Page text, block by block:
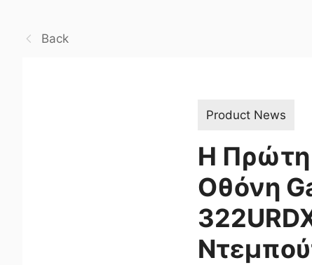
Back
Product News
Η Πρώτη
Οθόνη